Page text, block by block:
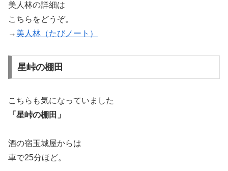
美人林の詳細は
こちらをどうぞ。
→ 美人林（たびノート）
星峠の棚田
こちらも気になっていました
「星峠の棚田」
酒の宿玉城屋からは
車で25分ほど。